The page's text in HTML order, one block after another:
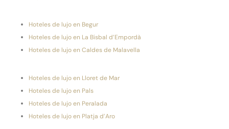
Hoteles de lujo en Begur
Hoteles de lujo en La Bisbal d’Empordà
Hoteles de lujo en Caldes de Malavella
Hoteles de lujo en Lloret de Mar
Hoteles de lujo en Pals
Hoteles de lujo en Peralada
Hoteles de lujo en Platja d’Aro